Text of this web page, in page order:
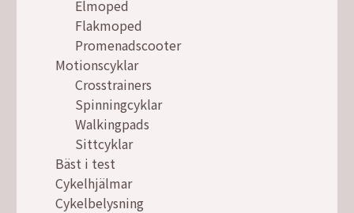
Elmoped
Flakmoped
Promenadscooter
Motionscyklar
Crosstrainers
Spinningcyklar
Walkingpads
Sittcyklar
Bäst i test
Cykelhjälmar
Cykelbelysning